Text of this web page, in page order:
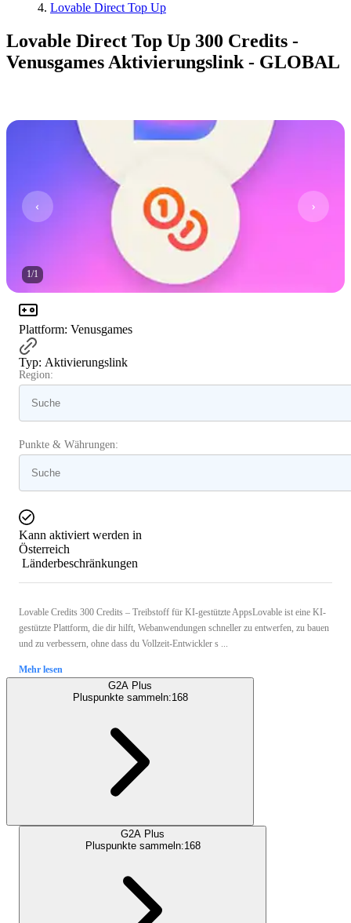
Lovable Direct Top Up
Lovable Direct Top Up 300 Credits -
Venusgames Aktivierungslink - GLOBAL
1/1
Plattform: Venusgames
Typ: Aktivierungslink
Region:
Punkte & Währungen:
Kann aktiviert werden in
Österreich
Länderbeschränkungen
Lovable Credits 300 Credits – Treibstoff für KI-gestützte AppsLovable ist eine KI-
gestützte Plattform, die dir hilft, Webanwendungen schneller zu entwerfen, zu bauen
und zu verbessern, ohne dass du Vollzeit-Entwickler s ...
Mehr lesen
G2A Plus
Pluspunkte sammeln:168
G2A Plus
Pluspunkte sammeln:168